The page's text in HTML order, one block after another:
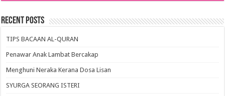
Recent Posts
TIPS BACAAN AL-QURAN
Penawar Anak Lambat Bercakap
Menghuni Neraka Kerana Dosa Lisan
SYURGA SEORANG ISTERI